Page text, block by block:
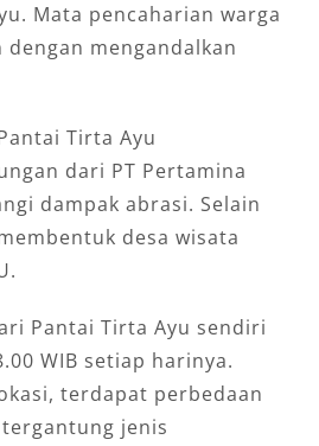
Mata pencaharian warga
mengandalkan
Tirta Ayu
dari PT Pertamina
dampak abrasi. Selain
desa wisata
Pantai Tirta Ayu sendiri
WIB setiap harinya.
terdapat perbedaan
jenis